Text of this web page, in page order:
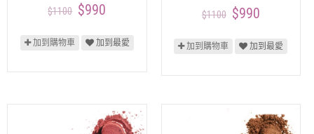
$1100 $990
加到購物車 加到最愛
$1100 $990
加到購物車 加到最愛